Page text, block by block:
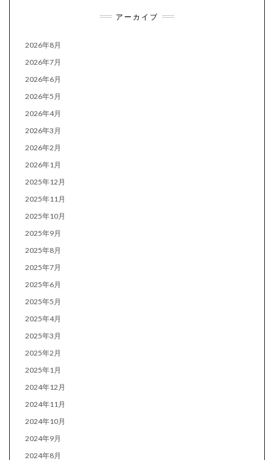
アーカイブ
2026年8月
2026年7月
2026年6月
2026年5月
2026年4月
2026年3月
2026年2月
2026年1月
2025年12月
2025年11月
2025年10月
2025年9月
2025年8月
2025年7月
2025年6月
2025年5月
2025年4月
2025年3月
2025年2月
2025年1月
2024年12月
2024年11月
2024年10月
2024年9月
2024年8月